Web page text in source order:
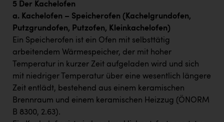
5 Der Kachelofen
a. Kachelofen – Speicherofen (Kachelgrundofen,
Putzgrundofen, Putzofen, Kleinkachelofen)
Ein Speicherofen ist ein Ofen mit selbsttätig
arbeitendem Wärmespeicher, der mit hoher
Temperatur in kurzer Zeit aufgeladen wird und sich
mit niedriger Temperatur über eine wesentlich längere
Zeit entlädt, bestehend aus einem keramischen
Brennraum und einem keramischen Heizzug (ÖNORM
B 8300, 2.63).